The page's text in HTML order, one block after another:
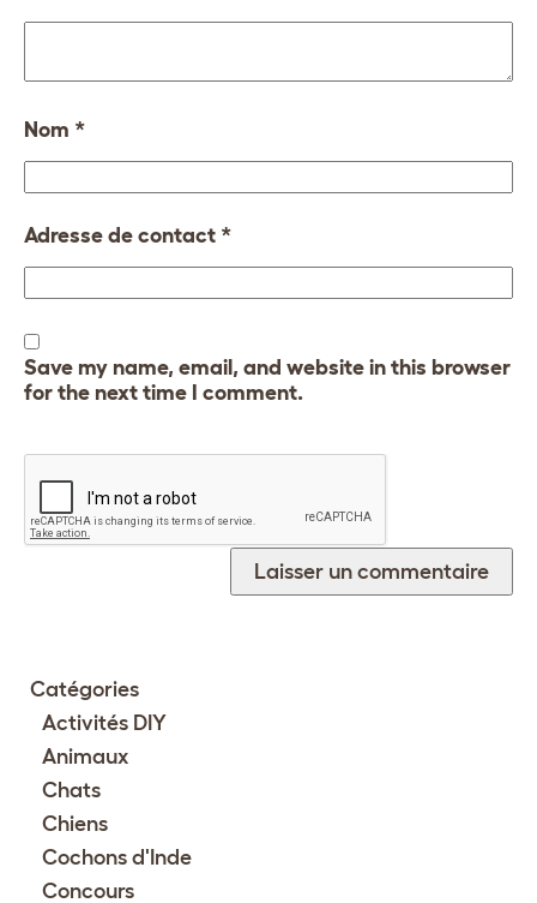
Nom *
Adresse de contact *
Save my name, email, and website in this browser
for the next time I comment.
Catégories
Activités DIY
Animaux
Chats
Chiens
Cochons d'Inde
Concours